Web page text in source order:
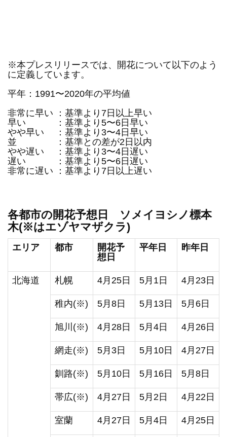
※本プレスリリースでは、開花について以下のよう
に定義しています。
平年：1991〜2020年の平均値
非常に早い ：基準より7日以上早い
早い ：基準より5〜6日早い
やや早い ：基準より3〜4日早い
並 ：基準との差が2日以内
やや遅い ：基準より3〜4日遅い
遅い ：基準より5〜6日遅い
非常に遅い ：基準より7日以上遅い
各都市の開花予想日 ソメイヨシノ標本
木(※はエゾヤマザクラ)
エリア 都市
開花予
想日
平年日 昨年日
北海道 札幌 4月25日 5月1日 4月23日
稚内(※) 5月8日 5月13日 5月6日
旭川(※) 4月28日 5月4日 4月26日
網走(※) 5月3日 5月10日 4月27日
釧路(※) 5月10日 5月16日 5月8日
帯広(※) 4月27日 5月2日 4月22日
室蘭 4月27日 5月4日 4月25日